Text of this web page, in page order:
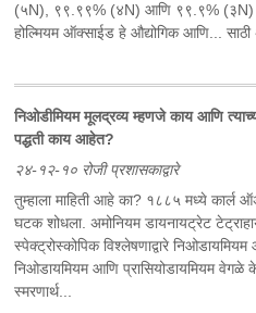
(५N), ९९.९९% (४N) आणि ९९.९% (३N)
होल्मियम ऑक्साईड हे औद्योगिक आणि...
निओडीमियम मूलद्रव्य म्हणजे काय आणि
पद्धती काय आहेत?
२४-१२-१० रोजी प्रशासकाद्वारे
तुम्हाला माहिती आहे का? १८८५ मध्ये कार्ल
घटक शोधला. अमोनियम डायनायट्रेट
स्पेक्ट्रोस्कोपिक विश्लेषणाद्वारे
निओडायमियम आणि प्रासियोडायमियम वेगळे
स्मरणार्थ...